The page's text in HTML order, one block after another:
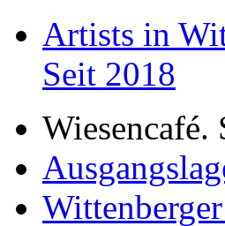
Artists in
Seit 2018
Wiesencafé.